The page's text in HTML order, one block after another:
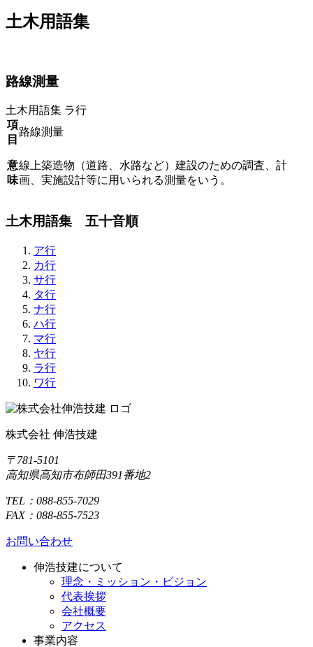
土木用語集
路線測量
土木用語集 ラ行
項
目
路線測量
意
味
線上築造物（道路、水路など）建設のための調査、計
画、実施設計等に用いられる測量をいう。
土木用語集 五十音順
ア行
カ行
サ行
タ行
ナ行
ハ行
マ行
ヤ行
ラ行
ワ行
株式会社 伸浩技建
〒781-5101
高知県高知市布師田391番地2
TEL：088-855-7029
FAX：088-855-7523
お問い合わせ
伸浩技建について
理念・ミッション・ビジョン
代表挨拶
会社概要
アクセス
事業内容